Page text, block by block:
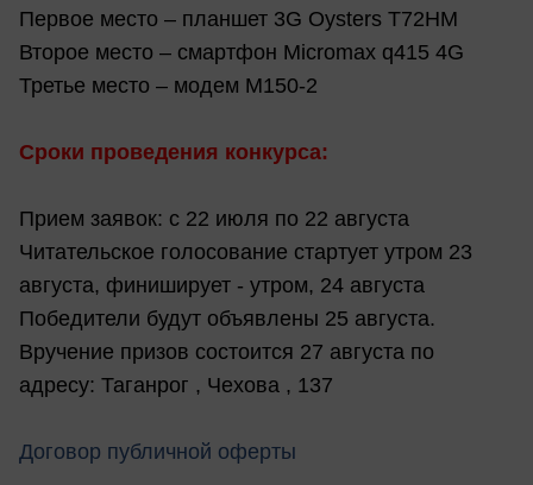
Первое место – планшет 3G Oysters T72HM
Второе место – смартфон Micromax q415 4G
Третье место – модем М150-2
Сроки проведения конкурса:
Прием заявок: с 22 июля по 22 августа
Читательское голосование стартует утром 23
августа, финиширует - утром, 24 августа
Победители будут объявлены 25 августа.
Вручение призов состоится 27 августа по
адресу: Таганрог , Чехова , 137
Договор публичной оферты